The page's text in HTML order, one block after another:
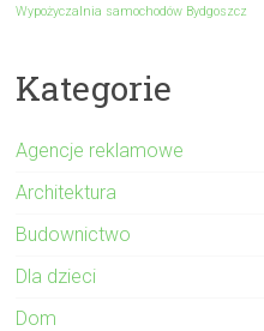
Wypożyczalnia samochodów Bydgoszcz
Kategorie
Agencje reklamowe
Architektura
Budownictwo
Dla dzieci
Dom